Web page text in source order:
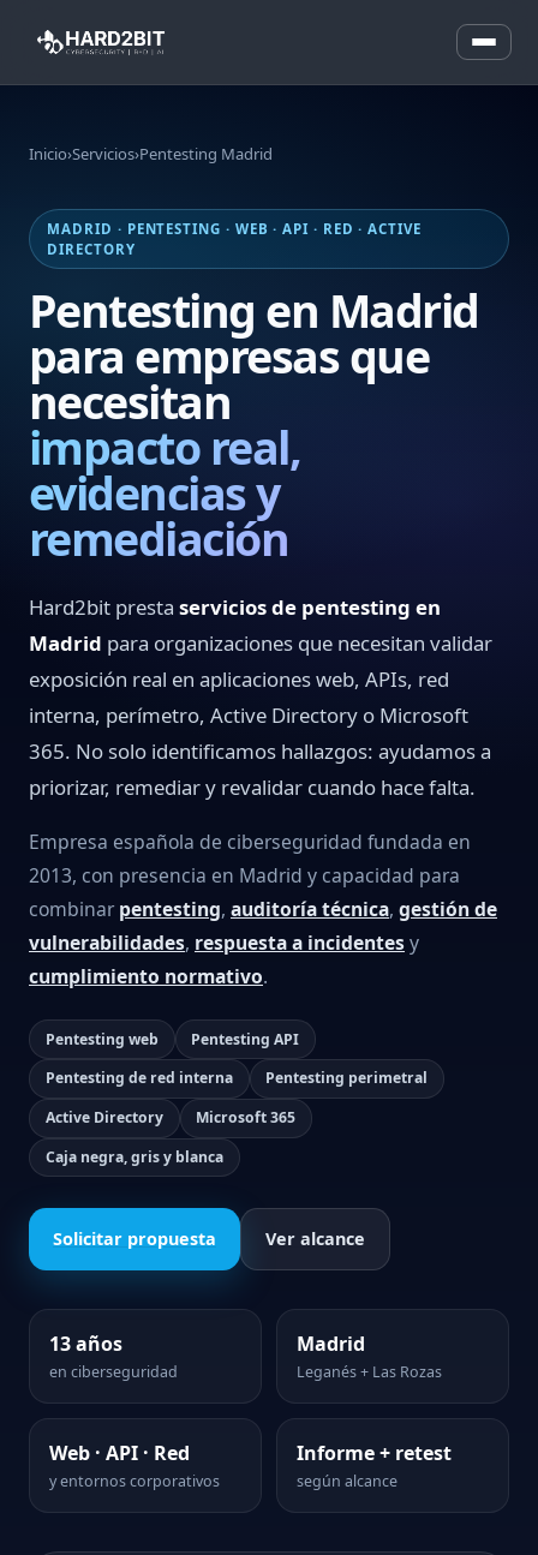
Inicio›Servicios›Pentesting Madrid
MADRID · PENTESTING · WEB · API · RED · ACTIVE
DIRECTORY
Pentesting en Madrid
para empresas que
necesitan
impacto real,
evidencias y
remediación
Hard2bit presta servicios de pentesting en
Madrid para organizaciones que necesitan validar
exposición real en aplicaciones web, APIs, red
interna, perímetro, Active Directory o Microsoft
365. No solo identificamos hallazgos: ayudamos a
priorizar, remediar y revalidar cuando hace falta.
Empresa española de ciberseguridad fundada en
2013, con presencia en Madrid y capacidad para
combinarpentesting, auditoría técnica, gestión de
vulnerabilidades, respuesta a incidentesy
cumplimiento normativo.
Pentesting web
Pentesting API
Pentesting de red interna
Pentesting perimetral
Active Directory
Microsoft 365
Caja negra, gris y blanca
Solicitar propuesta Ver alcance
13 años
en ciberseguridad
Madrid
Leganés + Las Rozas
Web · API · Red
y entornos corporativos
Informe + retest
según alcance